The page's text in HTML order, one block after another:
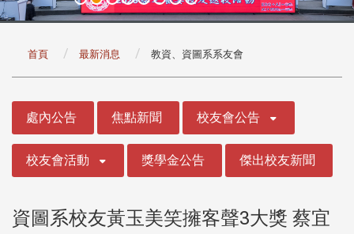
首頁 最新消息 教資、資圖系系友會
處內公告 焦點新聞 校友會公告
校友會活動 獎學金公告 傑出校友新聞
資圖系校友黃玉美笑擁客聲3大獎 蔡宜